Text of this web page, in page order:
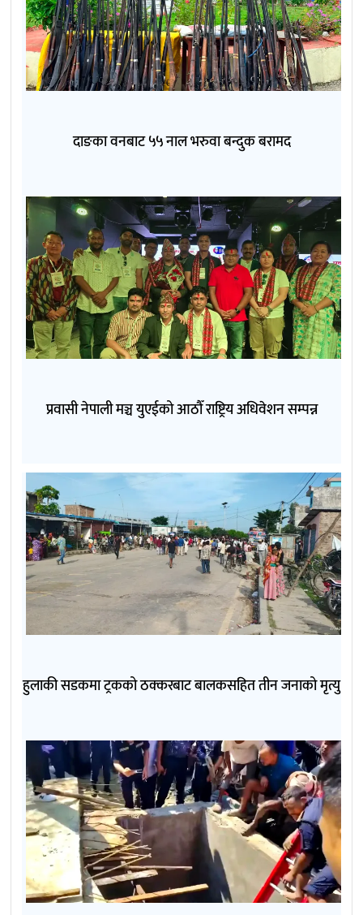
दाङका वनबाट ५५ नाल भरुवा बन्दुक बरामद
प्रवासी नेपाली मञ्च युएईको आठौँ राष्ट्रिय अधिवेशन सम्पन्न
हुलाकी सडकमा ट्रकको ठक्करबाट बालकसहित तीन जनाको मृत्यु